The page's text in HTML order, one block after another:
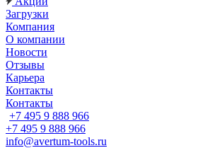
Загрузки
Компания
О компании
Новости
Отзывы
Карьера
Контакты
Контакты
+7 495 9 888 966
+7 495 9 888 966
info@avertum-tools.ru